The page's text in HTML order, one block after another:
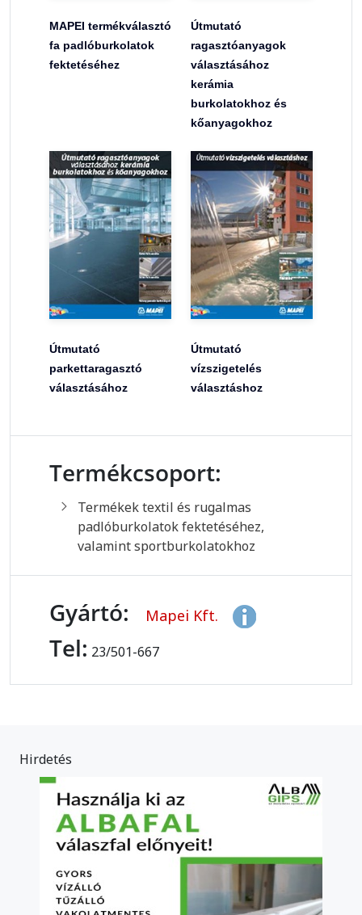
MAPEI termékválasztó
fa padlóburkolatok
fektetéséhez
Útmutató
ragasztóanyagok
választásához
kerámia
burkolatokhoz és
kőanyagokhoz
Útmutató
parkettaragasztó
választásához
Útmutató
vízszigetelés
választáshoz
Termékcsoport:
Termékek textil és rugalmas
padlóburkolatok fektetéséhez,
valamint sportburkolatokhoz
Gyártó: Mapei Kft.
Tel: 23/501-667
Hirdetés